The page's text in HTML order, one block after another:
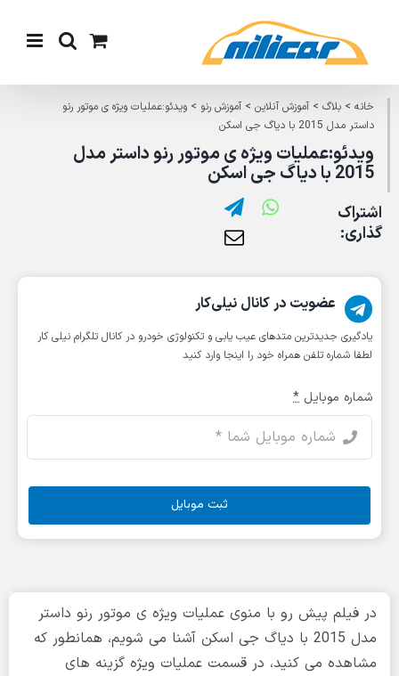
content
خانه> بلاگ> آموزش آنلاین> آموزش رنو > ویدئو:عملیات ویژه ی موتور رنو
داستر مدل 2015 با دیاگ جی اسکن
ویدئو:عملیات ویژه ی موتور رنو داستر مدل
2015 با دیاگ جی اسکن
اشتراک
گذاری:
در فیلم پیش رو با منوی عملیات ویژه ی موتور رنو داستر
مدل 2015 با دیاگ جی اسکن آشنا می شویم، همانطور که
مشاهده می کنید، در قسمت عملیات ویژه گزینه های
عضویت در کانال نیلی‌کار
یادگیری جدیدترین متد‌های عیب یابی‌ و تکنولوژی خودرو در کانال تلگرام نیلی کار
لطفا شماره تلفن همراه خود را اینجا وارد کنید
شماره موبایل *
ثبت موبایل